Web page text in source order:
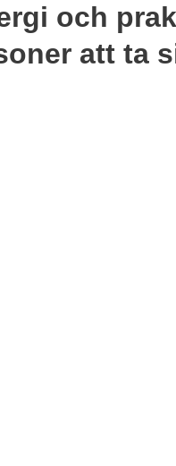
och
att ta